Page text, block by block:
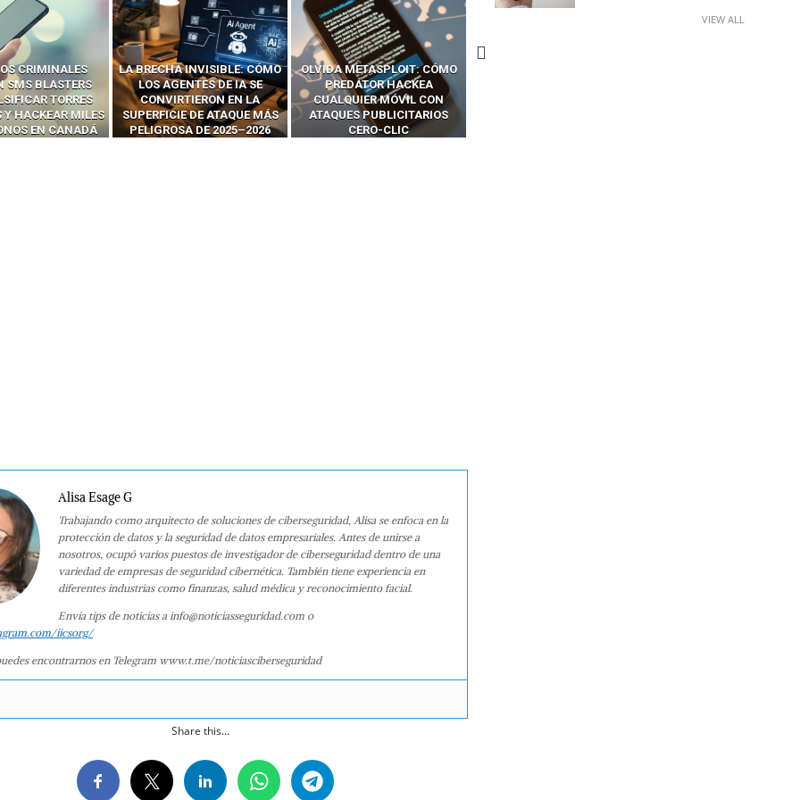
INVISIBLE: CÓMO
DE IA SE
EN LA
DE ATAQUE MÁS
DE 2025–2026
OLVIDA METASPLOIT: CÓMO
PREDATOR HACKEA
CUALQUIER MÓVIL CON
ATAQUES PUBLICITARIOS
CERO-CLIC
CÓMO LOS HACKERS
INTERCEPTAN OTPS Y
LLAMADAS MÓVILES SIN
‘HACKEAR’ — EL INCREÍBLE
PODER DE LOS SIM BOXES”
Alisa Esage G
Trabajando como arquitecto de soluciones de ciberseguridad, Alisa se enfoca en la
protección de datos y la seguridad de datos empresariales. Antes de unirse a
nosotros, ocupó varios puestos de investigador de ciberseguridad dentro de una
variedad de empresas de seguridad cibernética. También tiene experiencia en
diferentes industrias como finanzas, salud médica y reconocimiento facial.
Envía tips de noticias a info@noticiasseguridad.com o
iicsorg/
encontrarnos en Telegram www.t.me/noticiasciberseguridad
Share this...
VIEW ALL